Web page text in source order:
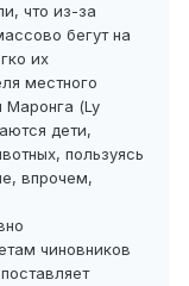
что из-за
бегут на
их
местного
Маронга (Ly
дети,
пользуясь
впрочем,
чиновников